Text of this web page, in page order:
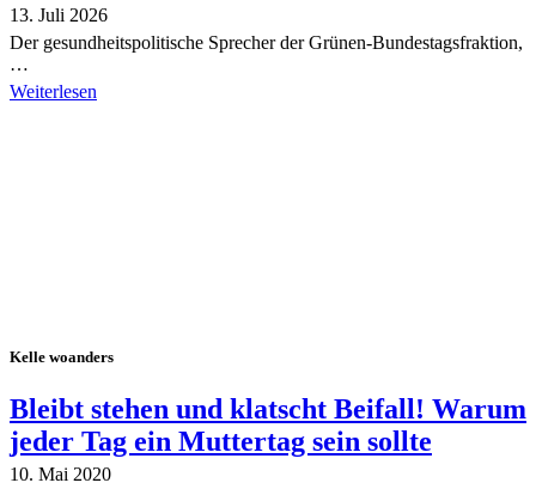
13. Juli 2026
Der gesundheitspolitische Sprecher der Grünen-Bundestagsfraktion,
…
Weiterlesen
Kelle woanders
Bleibt stehen und klatscht Beifall! Warum
jeder Tag ein Muttertag sein sollte
10. Mai 2020